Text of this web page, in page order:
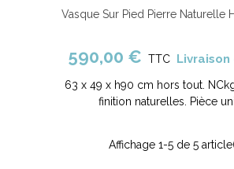
Vasque Sur Pied Pierre Naturelle
590,00 € TTC
63 x 49 x h90 cm hors tout.
finition naturelles. Pièce
Affichage 1-5 de 5